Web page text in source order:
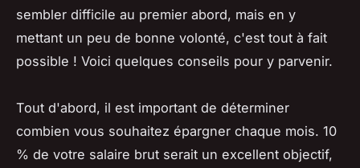
sembler difficile au premier abord, mais en y
mettant un peu de bonne volonté, c'est tout à fait
possible ! Voici quelques conseils pour y parvenir.
Tout d'abord, il est important de déterminer
combien vous souhaitez épargner chaque mois. 10
% de votre salaire brut serait un excellent objectif,